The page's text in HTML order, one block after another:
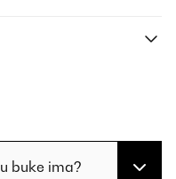
buke ima?